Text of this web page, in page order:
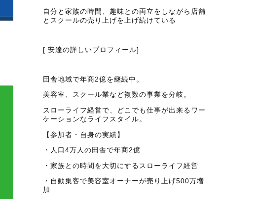
自分と家族の時間、趣味との両立をしながら店舗
とスクールの売り上げを上げ続けている
[ 安達の詳しいプロフィール]
田舎地域で年商2億を継続中。
美容室、スクール業など複数の事業を分岐。
スローライフ経営で、どこでも仕事が出来るワー
ケーションなライフスタイル。
【参加者・自身の実績】
・人口4万人の田舎で年商2億
・家族との時間を大切にするスローライフ経営
・自動集客で美容室オーナーが売り上げ500万増
加